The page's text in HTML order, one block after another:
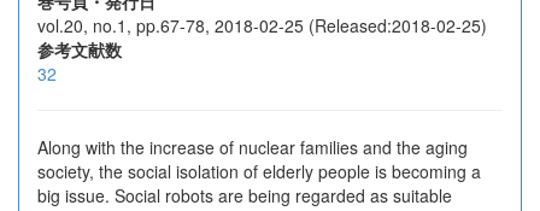
vol.20, no.1, pp.67-78, 2018-02-25 (Released:2018-02-25)
参考文献数
32
Along with the increase of nuclear families and the aging
society, the social isolation of elderly people is becoming a
big issue. Social robots are being regarded as suitable